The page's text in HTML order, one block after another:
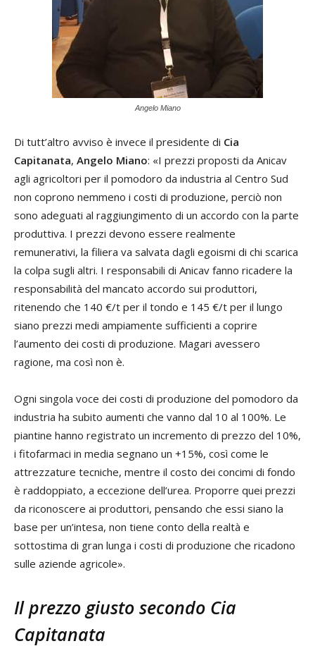
Angelo Miano
Di tutt’altro avviso è invece il presidente di Cia
Capitanata, Angelo Miano: «I prezzi proposti da Anicav
agli agricoltori per il pomodoro da industria al Centro Sud
non coprono nemmeno i costi di produzione, perciò non
sono adeguati al raggiungimento di un accordo con la parte
produttiva. I prezzi devono essere realmente
remunerativi, la filiera va salvata dagli egoismi di chi scarica
la colpa sugli altri. I responsabili di Anicav fanno ricadere la
responsabilità del mancato accordo sui produttori,
ritenendo che 140 €/t per il tondo e 145 €/t per il lungo
siano prezzi medi ampiamente sufficienti a coprire
l’aumento dei costi di produzione. Magari avessero
ragione, ma così non è.
Ogni singola voce dei costi di produzione del pomodoro da
industria ha subito aumenti che vanno dal 10 al 100%. Le
piantine hanno registrato un incremento di prezzo del 10%,
i fitofarmaci in media segnano un +15%, così come le
attrezzature tecniche, mentre il costo dei concimi di fondo
è raddoppiato, a eccezione dell’urea. Proporre quei prezzi
da riconoscere ai produttori, pensando che essi siano la
base per un’intesa, non tiene conto della realtà e
sottostima di gran lunga i costi di produzione che ricadono
sulle aziende agricole».
Il prezzo giusto secondo Cia
Capitanata